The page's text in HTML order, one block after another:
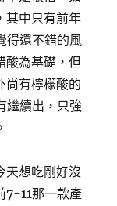
其中只有前年
得還不錯的風
酸為基礎，但
尚有檸檬酸的
繼續出，只強
天想吃剛好沒
7-11那一款產